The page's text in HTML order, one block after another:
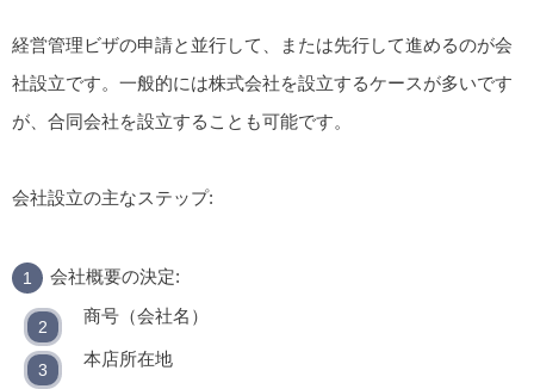
経営管理ビザの申請と並行して、または先行して進めるのが会
社設立です。一般的には株式会社を設立するケースが多いです
が、合同会社を設立することも可能です。
会社設立の主なステップ:
会社概要の決定:
商号（会社名）
本店所在地